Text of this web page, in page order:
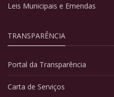
Leis Municipais e Emendas
TRANSPARÊNCIA
Portal da Transparência
Carta de Serviços